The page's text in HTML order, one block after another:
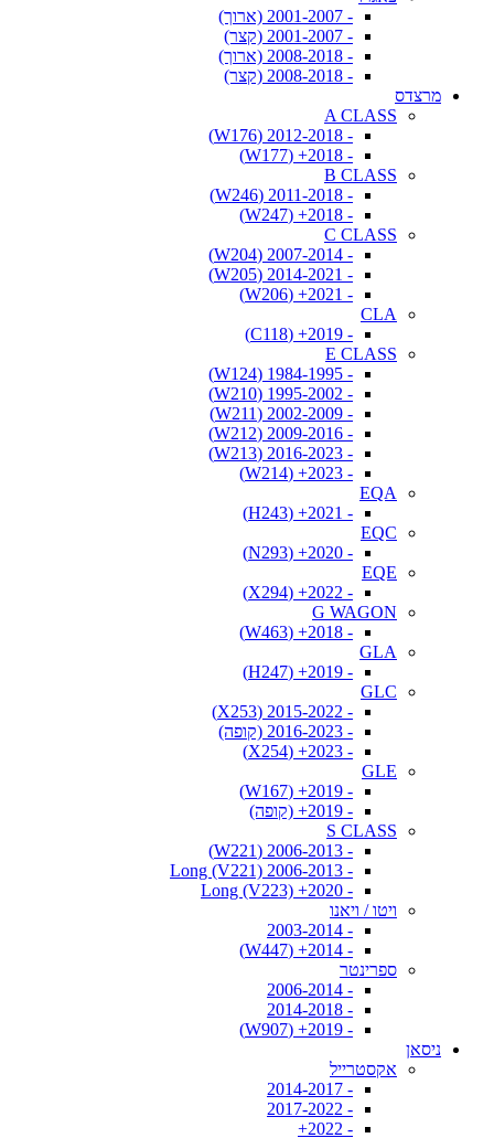
- 2001-2007 (ארוך)
- 2001-2007 (קצר)
- 2008-2018 (ארוך)
- 2008-2018 (קצר)
מרצדס
A CLASS
- 2012-2018 (W176)
- 2018+ (W177)
B CLASS
- 2011-2018 (W246)
- 2018+ (W247)
C CLASS
- 2007-2014 (W204)
- 2014-2021 (W205)
- 2021+ (W206)
CLA
- 2019+ (C118)
E CLASS
- 1984-1995 (W124)
- 1995-2002 (W210)
- 2002-2009 (W211)
- 2009-2016 (W212)
- 2016-2023 (W213)
- 2023+ (W214)
EQA
- 2021+ (H243)
EQC
- 2020+ (N293)
EQE
- 2022+ (X294)
G WAGON
- 2018+ (W463)
GLA
- 2019+ (H247)
GLC
- 2015-2022 (X253)
- 2016-2023 (קופה)
- 2023+ (X254)
GLE
- 2019+ (W167)
- 2019+ (קופה)
S CLASS
- 2006-2013 (W221)
- 2006-2013 Long (V221)
- 2020+ Long (V223)
ויטו / ויאנו
- 2003-2014
- 2014+ (W447)
ספרינטר
- 2006-2014
- 2014-2018
- 2019+ (W907)
ניסאן
אקסטרייל
- 2014-2017
- 2017-2022
- 2022+